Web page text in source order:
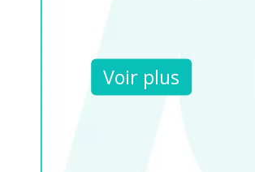
Voir plus